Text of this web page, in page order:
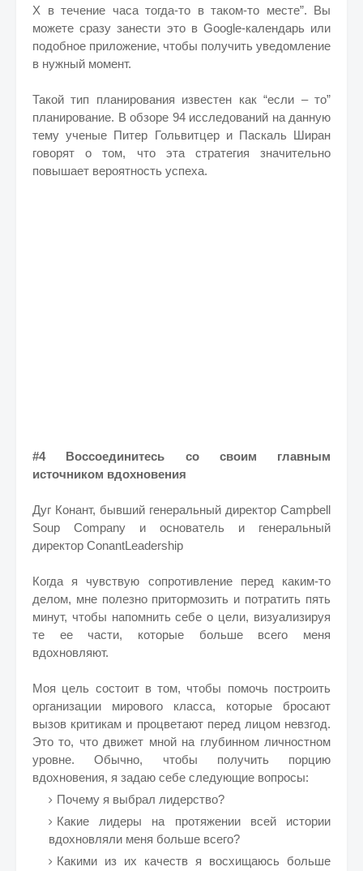
Х в течение часа тогда-то в таком-то месте”. Вы
можете сразу занести это в Google-календарь или
подобное приложение, чтобы получить уведомление
в нужный момент.
Такой тип планирования известен как “если – то”
планирование. В обзоре 94 исследований на данную
тему ученые Питер Гольвитцер и Паскаль Ширан
говорят о том, что эта стратегия значительно
повышает вероятность успеха.
#4 Воссоединитесь со своим главным
источником вдохновения
Дуг Конант, бывший генеральный директор Campbell
Soup Company и основатель и генеральный
директор ConantLeadership
Когда я чувствую сопротивление перед каким-то
делом, мне полезно притормозить и потратить пять
минут, чтобы напомнить себе о цели, визуализируя
те ее части, которые больше всего меня
вдохновляют.
Моя цель состоит в том, чтобы помочь построить
организации мирового класса, которые бросают
вызов критикам и процветают перед лицом невзгод.
Это то, что движет мной на глубинном личностном
уровне. Обычно, чтобы получить порцию
вдохновения, я задаю себе следующие вопросы:
Почему я выбрал лидерство?
Какие лидеры на протяжении всей истории
вдохновляли меня больше всего?
Какими из их качеств я восхищаюсь больше